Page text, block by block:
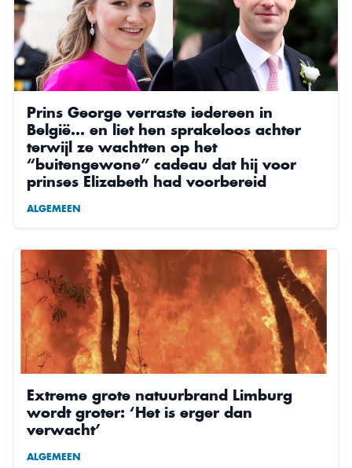
Prins George verraste iedereen in
België… en liet hen sprakeloos achter
terwijl ze wachtten op het
“buitengewone” cadeau dat hij voor
prinses Elizabeth had voorbereid
ALGEMEEN
Extreme grote natuurbrand Limburg
wordt groter: ‘Het is erger dan
verwacht’
ALGEMEEN